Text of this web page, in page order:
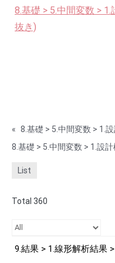
8.基礎 > 5.中間変数 >
抜き)
« 8.基礎 > 5.中間変数 > 1.
List
Total 360
9.結果 > 1.線形解析結果